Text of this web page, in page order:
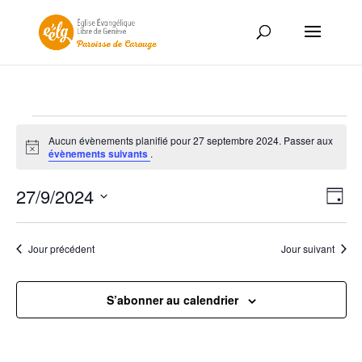
Évènements
for
septembre
2024
Notice
Aucun évènements planifié pour 27 septembre 2024. Passer aux
évènements suivants .
par
de
Jour
27/9/2024
date.Jour précédent Jour suivant
S’abonner au calendrier